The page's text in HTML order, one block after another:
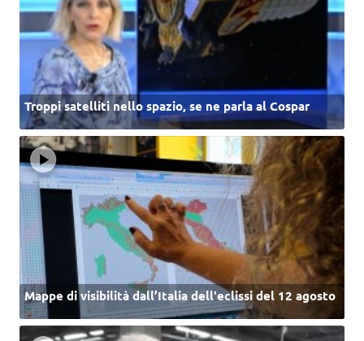
Troppi satelliti nello spazio, se ne parla al Cospar
Mappe di visibilità dall’Italia dell'eclissi del 12 agosto